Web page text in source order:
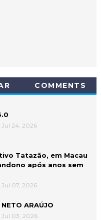
COMMENTS
Jul 24, 2026
Tatazão, em Macau
após anos sem
Jul 07, 2026
ARAÚJO
Jul 03, 2026